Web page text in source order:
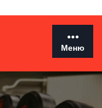
Меню